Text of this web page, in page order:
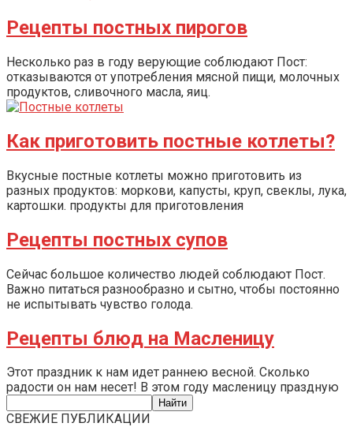
Рецепты постных пирогов
Несколько раз в году верующие соблюдают Пост:
отказываются от употребления мясной пищи, молочных
продуктов, сливочного масла, яиц.
Как приготовить постные котлеты?
Вкусные постные котлеты можно приготовить из
разных продуктов: моркови, капусты, круп, свеклы, лука,
картошки. продукты для приготовления
Рецепты постных супов
Сейчас большое количество людей соблюдают Пост.
Важно питаться разнообразно и сытно, чтобы постоянно
не испытывать чувство голода.
Рецепты блюд на Масленицу
Этот праздник к нам идет раннею весной. Сколько
радости он нам несет! В этом году масленицу праздную
СВЕЖИЕ ПУБЛИКАЦИИ